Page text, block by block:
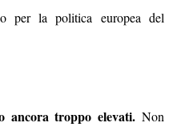
per la politica europea del
ancora troppo elevati. Non